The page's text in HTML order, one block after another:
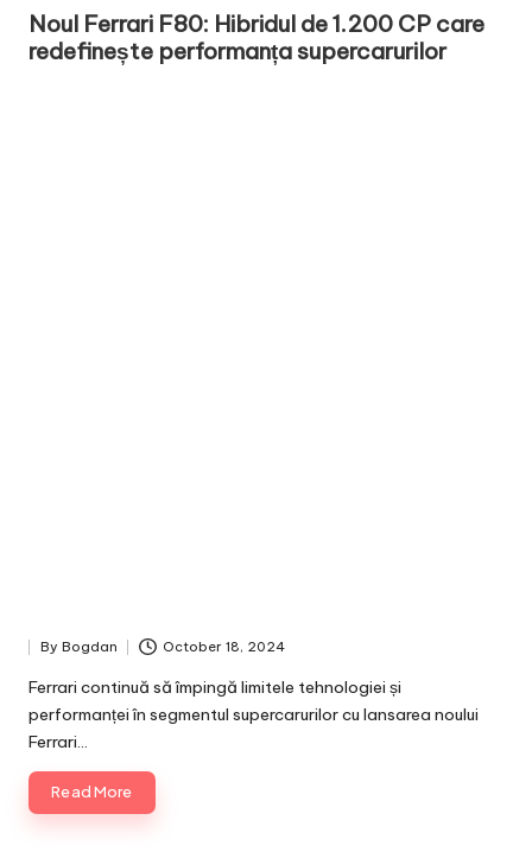
Noul Ferrari F80: Hibridul de 1.200 CP care
redefinește performanța supercarurilor
Posted
by
By Bogdan October 18, 2024
Ferrari continuă să împingă limitele tehnologiei și
performanței în segmentul supercarurilor cu lansarea noului
Ferrari…
Read More